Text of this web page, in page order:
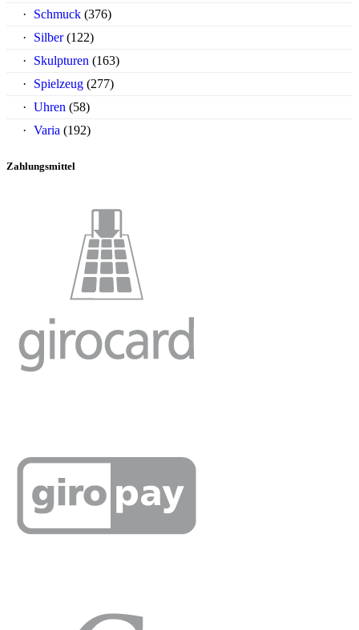
Schmuck (376)
Silber (122)
Skulpturen (163)
Spielzeug (277)
Uhren (58)
Varia (192)
Zahlungsmittel